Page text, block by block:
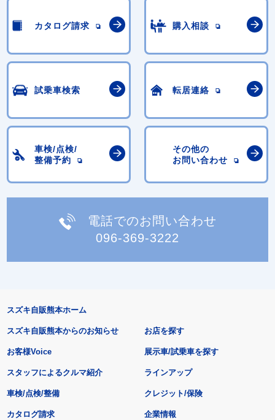
カタログ請求 購入相談
試乗車検索 転居連絡
車検/点検/
整備予約
その他の
お問い合わせ
電話でのお問い合わせ
096-369-3222
スズキ自販熊本ホーム
スズキ自販熊本からのお知らせ
お客様Voice
スタッフによるクルマ紹介
お店を探す
展示車/試乗車を探す
ラインアップ
車検/点検/整備 クレジット/保険
カタログ請求 企業情報